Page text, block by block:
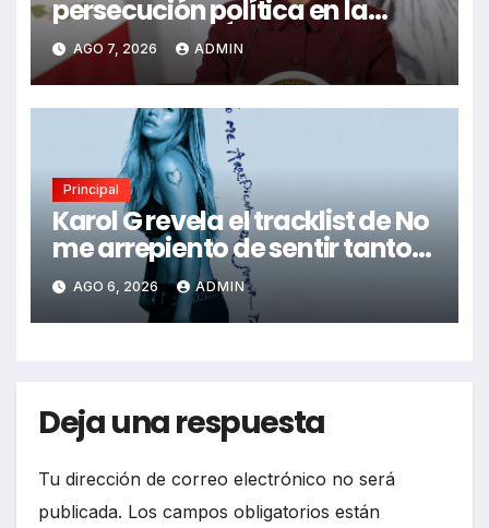
persecución política en la
detención de Ángel Aguirre
AGO 7, 2026 ADMIN
Principal
Karol G revela el tracklist de No
me arrepiento de sentir tanto:
Drake, Bruno Mars y más
estrellas se suman al álbum
AGO 6, 2026 ADMIN
Deja una respuesta
Tu dirección de correo electrónico no será
publicada. Los campos obligatorios están